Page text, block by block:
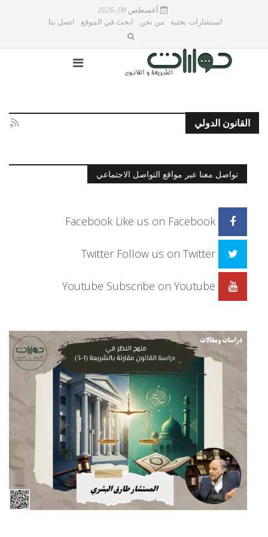
أغسطس 08, 2026
استشارات بحثية
من نحن ابحث في الموقع اتصل بنا
القانون الدولي
تواصل معنا عبر مواقع التواصل الاجتماعي
Facebook Like us on Facebook
Twitter Follow us on Twitter
Youtube Subscribe on Youtube